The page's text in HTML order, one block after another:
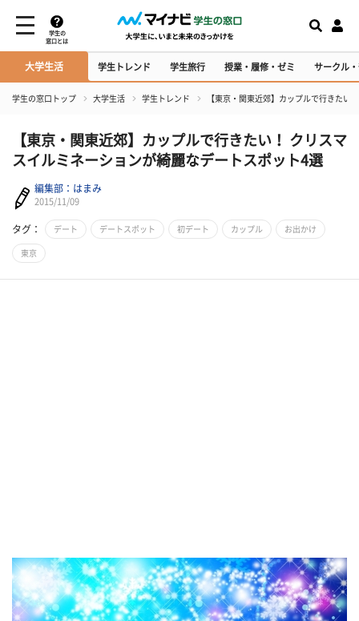
学生の
窓口とは
大学生活 学生トレンド 学生旅行 授業・履修・ゼミ サークル
学生の窓口トップ 大学生活 学生トレンド 【東京・関東近郊】カップルで行きたい
【東京・関東近郊】カップルで行きたい！ クリスマ
スイルミネーションが綺麗なデートスポット4選
編集部：はまみ
2015/11/09
タグ： デート デートスポット 初デート カップル お出かけ
東京